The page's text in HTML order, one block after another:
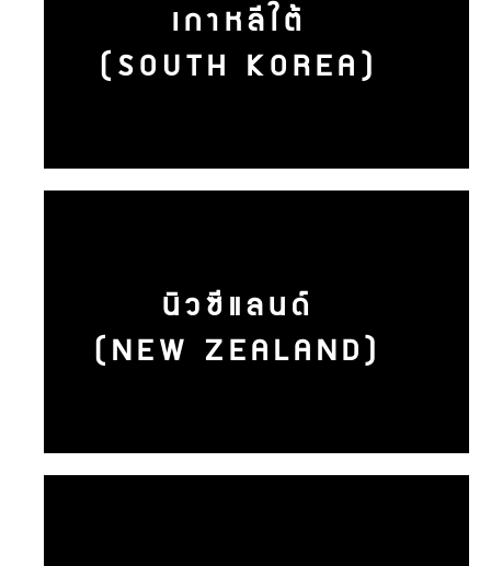
เกาหลีใต้
(SOUTH KOREA)
นิวซีแลนด์
(NEW ZEALAND)